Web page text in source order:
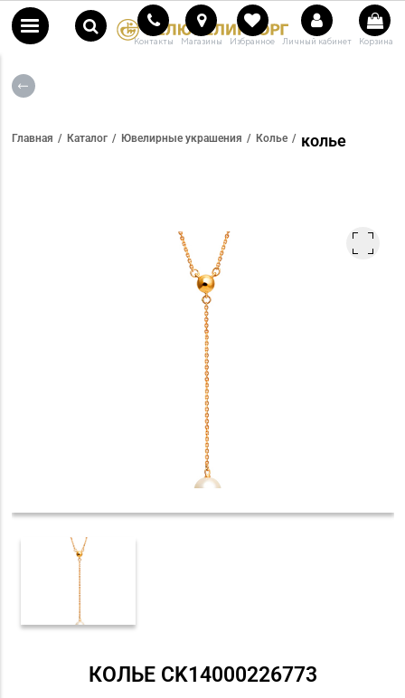
Контакты Магазины Избранное Личный кабинет Корзина
Главная Каталог Ювелирные украшения Колье колье
КОЛЬЕ СK14000226773